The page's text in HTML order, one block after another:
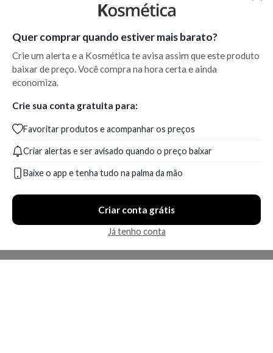
Quer comprar quando estiver mais barato?
Crie um alerta e a Kosmética te avisa assim que este produto
baixar de preço. Você compra na hora certa e ainda
economiza.
Crie sua conta gratuita para:
Favoritar produtos e acompanhar os preços
Criar alertas e ser avisado quando o preço baixar
Baixe o app e tenha tudo na palma da mão
Criar conta grátis
Já tenho conta